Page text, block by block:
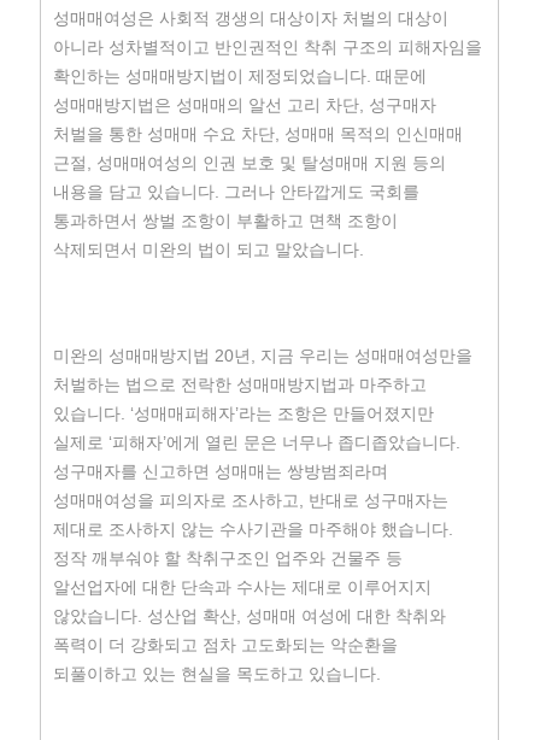
성매매여성은 사회적 갱생의 대상이자 처벌의 대상이
아니라 성차별적이고 반인권적인 착취 구조의 피해자임을
확인하는 성매매방지법이 제정되었습니다. 때문에
성매매방지법은 성매매의 알선 고리 차단, 성구매자
처벌을 통한 성매매 수요 차단, 성매매 목적의 인신매매
근절, 성매매여성의 인권 보호 및 탈성매매 지원 등의
내용을 담고 있습니다. 그러나 안타깝게도 국회를
통과하면서 쌍벌 조항이 부활하고 면책 조항이
삭제되면서 미완의 법이 되고 말았습니다.
미완의 성매매방지법 20년, 지금 우리는 성매매여성만을
처벌하는 법으로 전락한 성매매방지법과 마주하고
있습니다. ‘성매매피해자’라는 조항은 만들어졌지만
실제로 ‘피해자’에게 열린 문은 너무나 좁디좁았습니다.
성구매자를 신고하면 성매매는 쌍방범죄라며
성매매여성을 피의자로 조사하고, 반대로 성구매자는
제대로 조사하지 않는 수사기관을 마주해야 했습니다.
정작 깨부숴야 할 착취구조인 업주와 건물주 등
알선업자에 대한 단속과 수사는 제대로 이루어지지
않았습니다. 성산업 확산, 성매매 여성에 대한 착취와
폭력이 더 강화되고 점차 고도화되는 악순환을
되풀이하고 있는 현실을 목도하고 있습니다.